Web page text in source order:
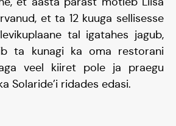
et ta 12 kuuga sellisesse
tal igatahes jagub,
ta kunagi ka oma restorani
veel kiiret pole ja praegu
Solaride’i ridades edasi.